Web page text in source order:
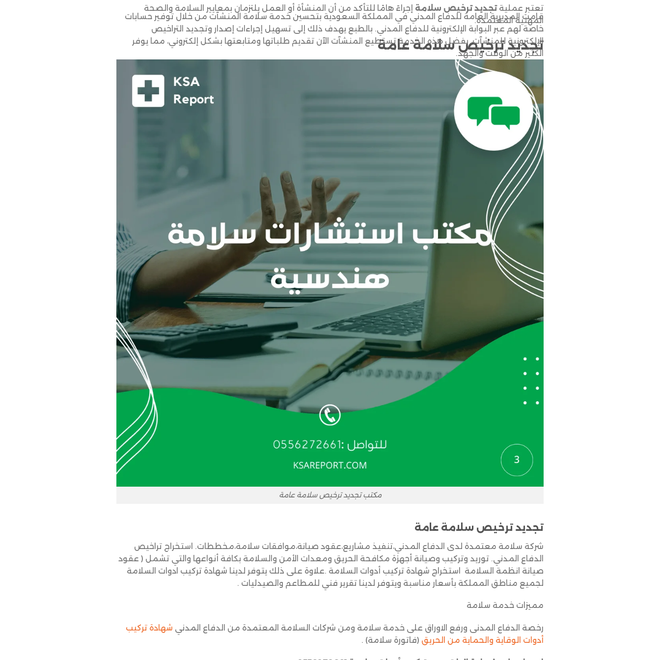
تعتبر عمليةتجديد ترخيص سلامة إجراءً هامًا للتأكد من أن المنشأة أو العمل يلتزمان بمعايير السلامة والصحة
المهنية المعتمدة.
تجديد ترخيص سلامة عامة
قامت المديرية العامة للدفاع المدني في المملكة السعودية بتحسين خدمة سلامة المنشآت من خلال توفير حسابات
خاصة لهم عبر البوابة الإلكترونية للدفاع المدني. بالطبع يهدف ذلك إلى تسهيل إجراءات إصدار وتجديد التراخيص
الإلكترونية للمنشآت. بفضل هذه الخدمة تستطيع المنشآت الآن تقديم طلباتها ومتابعتها بشكل إلكتروني، مما يوفر
الكثير من الوقت والجهد.
مكتب تجديد ترخيص سلامة عامة
تجديد ترخيص سلامة عامة
شركة سلامة معتمدة لدى الدفاع المدني،تنفيذ مشاريع،عقود صيانة،موافقات سلامة،مخططات. استخراج تراخيص
الدفاع المدني. توريد وتركيب وصيانة أجهزة مكافحة الحريق ومعدات الأمن والسلامة بكافة أنواعها والتي تشمل ( عقود
صيانة انظمة السلامة استخراج شهادة تركيب أدوات السلامة .علاوة على ذلك يتوفر لدينا شهادة تركيب ادوات السلامة
لجميع مناطق المملكة بأسعار مناسبة ويتوفر لدينا تقرير فني للمطاعم والصيدليات .
مميزات خدمة سلامة
رخصة الدفاع المدنى ورفع الاوراق على خدمة سلامة ومن شركات السلامة المعتمدة من الدفاع المدني شهادة تركيب
أدوات الوقاية والحماية من الحريق (فاتورة سلامة) .